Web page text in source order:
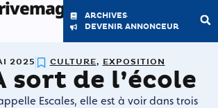
ARCHIVES
DEVENIR ANNONCEUR
2025 CULTURE, EXPOSITION
sort de l’école
Escales, elle est à voir dans trois